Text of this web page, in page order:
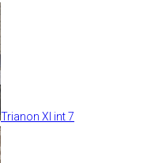
Trianon XI int 7